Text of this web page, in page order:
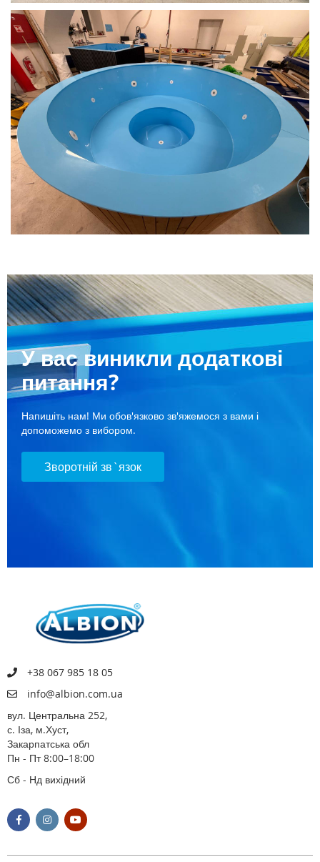
У вас виникли додаткові
питання?
Напишіть нам! Ми обов'язково зв'яжемося з вами і
допоможемо з вибором.
Зворотній зв`язок
+38 067 985 18 05
info@albion.com.ua
вул. Центральна 252,
с. Іза, м.Хуст,
Закарпатська обл
Пн - Пт 8:00–18:00
Сб - Нд вихідний